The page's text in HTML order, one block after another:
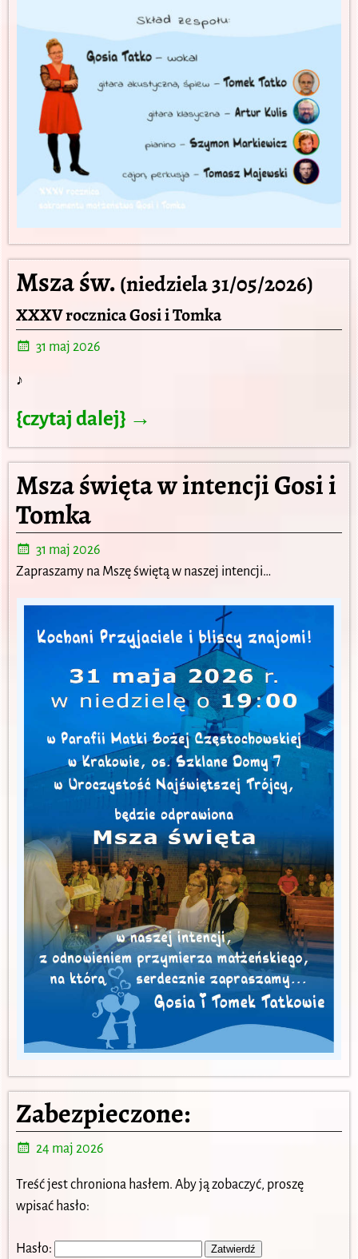
Msza św.(niedziela 31/05/2026)
XXXV rocznica Gosi i Tomka
31 maj 2026
♪
{czytaj dalej} →
Msza święta w intencji Gosi i
Tomka
31 maj 2026
Zapraszamy na Mszę świętą w naszej intencji…
Zabezpieczone:
24 maj 2026
Treść jest chroniona hasłem. Aby ją zobaczyć, proszę
wpisać hasło:
Hasło: